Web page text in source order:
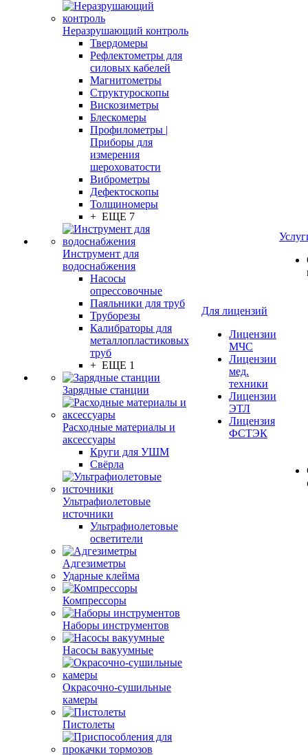
Неразрушающий контроль
Твердомеры
Рефлектометры для
силовых кабелей
Магнитометры
Структуроскопы
Вискозиметры
Блескомеры
Профилометры |
Приборы для
измерения
шероховатости
Виброметры
Дефектоскопы
Толщиномеры
+ ЕЩЕ 7
Инструмент для
водоснабжения
Насосы
опрессовочные
Паяльники для труб
Труборезы
Калибраторы для
металлопластиковых
труб
+ ЕЩЕ 1
Зарядные станции
Расходные материалы и
аксессуары
Круги для УШМ
Свёрла
Ультрафиолетовые
источники
Ультрафиолетовые
осветители
Адгезиметры
Ударные клейма
Компрессоры
Наборы инструментов
Насосы вакуумные
Окрасочно-сушильные
камеры
Пистолеты
Для лицензий
Лицензии
МЧС
Лицензии
мед.
техники
Лицензии
ЭТЛ
Лицензия
ФСТЭК